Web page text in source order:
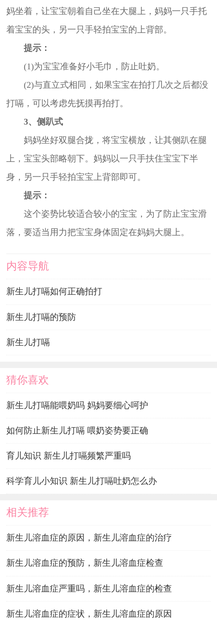
妈坐着，让宝宝朝着自己坐在大腿上，妈妈一只手托
着宝宝的头，另一只手轻拍宝宝的上背部。
提示：
(1)为宝宝准备好小毛巾，防止吐奶。
(2)与直立式相同，如果宝宝在拍打几次之后都没
打嗝，可以考虑先抚摸再拍打。
3、侧趴式
妈妈坐好双腿合拢，将宝宝横放，让其侧趴在腿
上，宝宝头部略朝下。妈妈以一只手扶住宝宝下半
身，另一只手轻拍宝宝上背部即可。
提示：
这个姿势比较适合较小的宝宝，为了防止宝宝滑
落，要适当用力把宝宝身体固定在妈妈大腿上。
内容导航
新生儿打嗝如何正确拍打
新生儿打嗝的预防
新生儿打嗝
猜你喜欢
新生儿打嗝能喂奶吗 妈妈要细心呵护
如何防止新生儿打嗝 喂奶姿势要正确
育儿知识 新生儿打嗝频繁严重吗
科学育儿小知识 新生儿打嗝吐奶怎么办
相关推荐
新生儿溶血症的原因，新生儿溶血症的治疗
新生儿溶血症的预防，新生儿溶血症检查
新生儿溶血症严重吗，新生儿溶血症的检查
新生儿溶血症的症状，新生儿溶血症的原因